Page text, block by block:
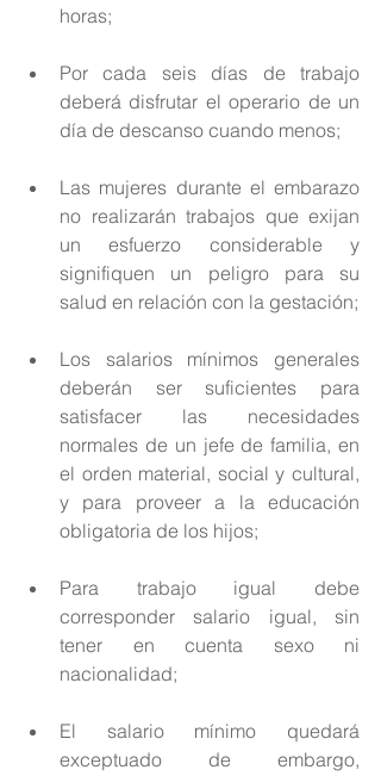
horas;
Por cada seis días de trabajo
deberá disfrutar el operario de un
día de descanso cuando menos;
Las mujeres durante el embarazo
no realizarán trabajos que exijan
un esfuerzo considerable y
signifiquen un peligro para su
Los salarios mínimos generales
deberán ser suficientes para
satisfacer las necesidades
normales de un jefe de familia, en
el orden material, social y cultural,
y para proveer a la educación
obligatoria de los hijos;
Para trabajo igual debe
corresponder salario igual, sin
tener en cuenta sexo ni
nacionalidad;
El salario mínimo quedará
exceptuado de embargo,